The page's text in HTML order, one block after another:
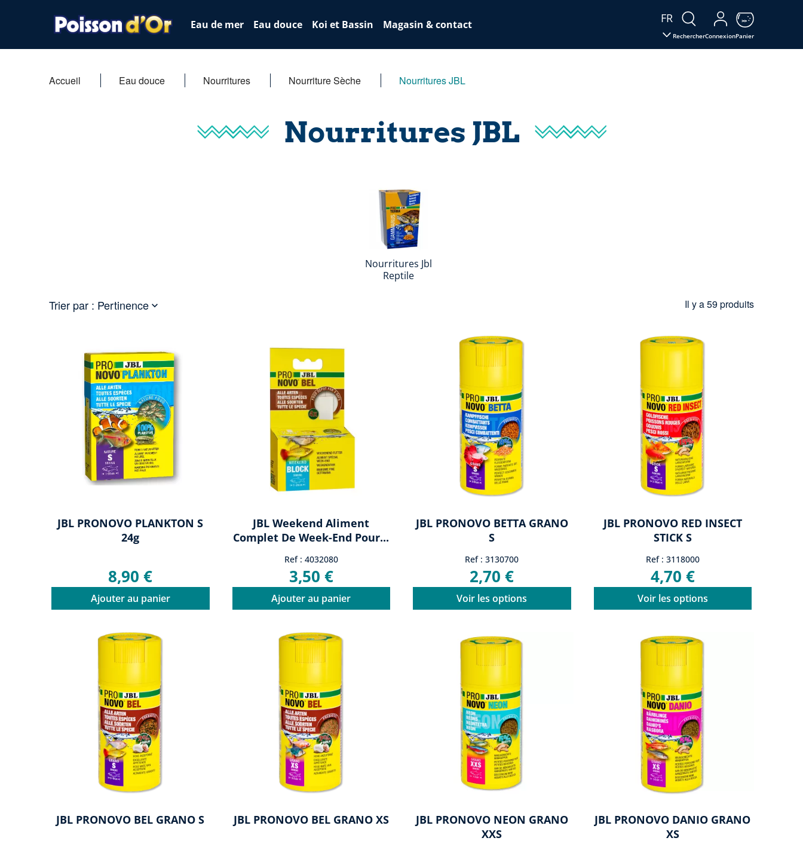
Eau de mer Eau douce Koi et Bassin Magasin & contact FR
RechercherConnexionPanier
Accueil Eau douce Nourritures Nourriture Sèche Nourritures JBL
Nourritures JBL
Nourritures Jbl
Reptile
Trier par : Pertinence  Il y a 59 produits
JBL PRONOVO PLANKTON S
24g
8,90 €
Ajouter au panier
JBL Weekend Aliment
Complet De Week-End Pour...
Ref : 4032080
3,50 €
Ajouter au panier
JBL PRONOVO BETTA GRANO
S
Ref : 3130700
2,70 €
Voir les options
JBL PRONOVO RED INSECT
STICK S
Ref : 3118000
4,70 €
Voir les options
JBL PRONOVO BEL GRANO S JBL PRONOVO BEL GRANO XS
JBL PRONOVO NEON GRANO
XXS
JBL PRONOVO DANIO GRANO
XS